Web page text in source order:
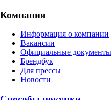
Компания
Информация о компании
Вакансии
Официальные документы
Брендбук
Для прессы
Новости